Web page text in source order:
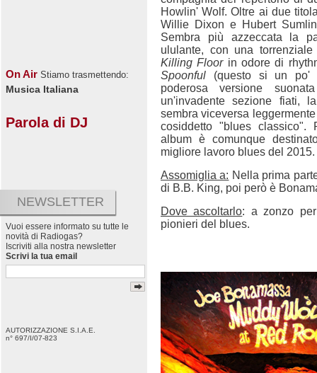
On Air Stiamo trasmettendo:
Musica Italiana
Parola di DJ
NEWSLETTER
Vuoi essere informato su tutte le
novità di Radiogas?
Iscriviti alla nostra newsletter
Scrivi la tua email
AUTORIZZAZIONE S.I.A.E.
n° 697/I/07-823
Howlin' Wolf. Oltre ai due
Willie Dixon e Hubert
Sembra più azzeccata la
ululante, con una
Killing Floorin odore di
Spoonful (questo si un po'
poderosa versione
un'invadente sezione fiati,
sembra viceversa
cosiddetto "blues classico".
album è comunque
migliore lavoro blues del 2015.
Assomiglia a: Nella prima
di B.B. King, poi però è
Dove ascoltarlo: a zonzo
pionieri del blues.